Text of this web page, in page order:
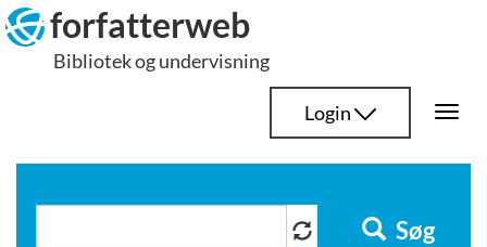
Hop
til
indhold
forfatterweb
Bibliotek og undervisning
Login
Søg